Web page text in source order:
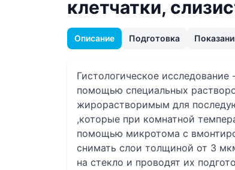
клетчатки,
Описание Подготовка
Гистологическое
помощью специальных
жирорастворимым для
,которые при комнатной
помощью микротома с
снимать слои толщиной от 3
на стекло и проводят их